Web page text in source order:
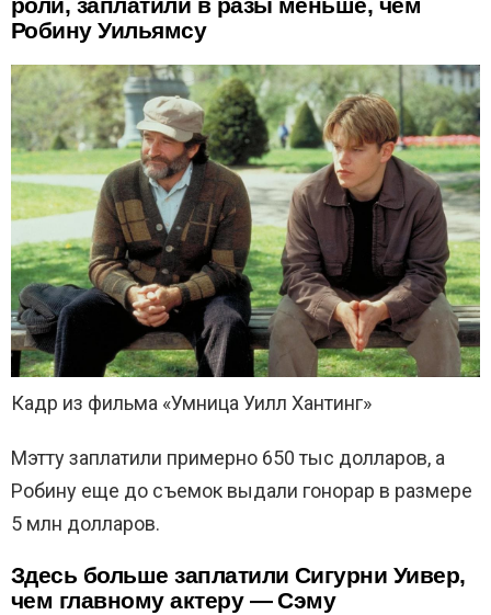
роли, заплатили в разы меньше, чем
Робину Уильямсу
Кадр из фильма «Умница Уилл Хантинг»
Мэтту заплатили примерно 650 тыс долларов, а
Робину еще до съемок выдали гонорар в размере
5 млн долларов.
Здесь больше заплатили Сигурни Уивер,
чем главному актеру — Сэму